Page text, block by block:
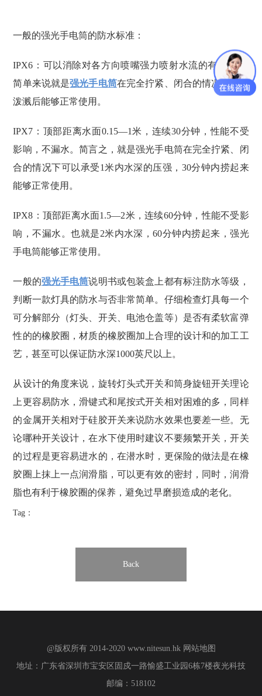
一般的强光手电筒的防水标准：
IPX6：可以消除对各方向喷嘴强力喷射水流的有害影响,
简单来说就是强光手电筒在完全拧紧、闭合的情况下大水
泼溅后能够正常使用。
IPX7：顶部距离水面0.15—1米，连续30分钟，性能不受
影响，不漏水。简言之，就是强光手电筒在完全拧紧、闭
合的情况下可以承受1米内水深的压强，30分钟内捞起来
能够正常使用。
IPX8：顶部距离水面1.5—2米，连续60分钟，性能不受影
响，不漏水。也就是2米内水深，60分钟内捞起来，强光
手电筒能够正常使用。
一般的强光手电筒说明书或包装盒上都有标注防水等级，
判断一款灯具的防水与否非常简单。仔细检查灯具每一个
可分解部分（灯头、开关、电池仓盖等）是否有柔软富弹
性的的橡胶圈，材质的橡胶圈加上合理的设计和的加工工
艺，甚至可以保证防水深1000英尺以上。
从设计的角度来说，旋转灯头式开关和筒身旋钮开关理论
上更容易防水，滑键式和尾按式开关相对困难的多，同样
的金属开关相对于硅胶开关来说防水效果也要差一些。无
论哪种开关设计，在水下使用时建议不要频繁开关，开关
的过程是更容易进水的，在潜水时，更保险的做法是在橡
胶圈上抹上一点润滑脂，可以更有效的密封，同时，润滑
脂也有利于橡胶圈的保养，避免过早磨损造成的老化。
Tag：
Back
@版权所有 2014-2020 www.nitesun.hk 网站地图
地址：广东省深圳市宝安区固戍一路愉盛工业园6栋7楼夜光科技
邮编：518102